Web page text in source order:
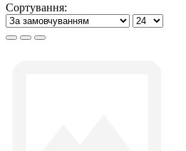
Сортування: